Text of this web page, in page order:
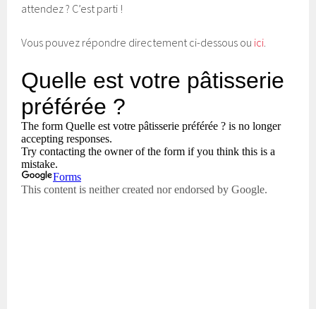
attendez ? C’est parti !
Vous pouvez répondre directement ci-dessous ou ici